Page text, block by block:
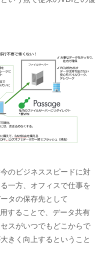
のビジネススピードに対
一方、オフィスで仕事を
タの保存先として
することで、データ共有
スがいつでもどこからで
きく向上するということ